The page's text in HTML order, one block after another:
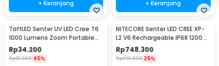
+ Keranjang + Keranjang
TaffLED Senter UV LED Cree T6
1000 Lumens Zoom Portable
395nm - T118
Rp34.200
Rp61.900 45%
NITECORE Senter LED CREE XP-
L2 V6 Rechargeable IP68 1200
Lumens - MH10 V2
Rp748.300
Rp991.900 25%